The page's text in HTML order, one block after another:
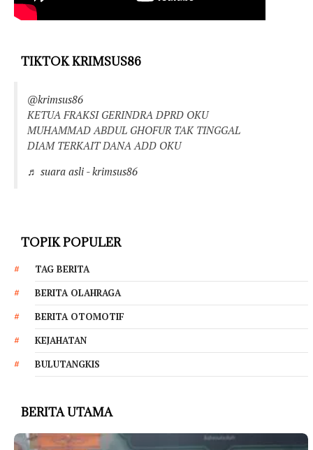
TIKTOK KRIMSUS86
@krimsus86
KETUA FRAKSI GERINDRA DPRD OKU
MUHAMMAD ABDUL GHOFUR TAK TINGGAL
DIAM TERKAIT DANA ADD OKU
♬ suara asli - krimsus86
TOPIK POPULER
TAG BERITA
BERITA OLAHRAGA
BERITA OTOMOTIF
KEJAHATAN
BULUTANGKIS
BERITA UTAMA